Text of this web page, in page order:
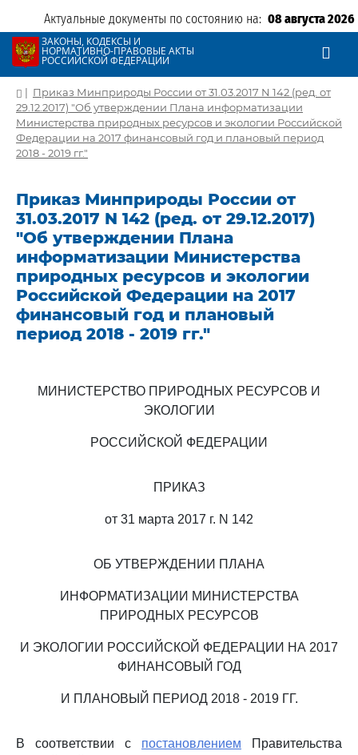
Актуальные документы по состоянию на: 08 августа 2026
ЗАКОНЫ, КОДЕКСЫ И
НОРМАТИВНО-ПРАВОВЫЕ АКТЫ
РОССИЙСКОЙ ФЕДЕРАЦИИ
| Приказ Минприроды России от 31.03.2017 N 142 (ред. от
29.12.2017) "Об утверждении Плана информатизации
Министерства природных ресурсов и экологии Российской
Федерации на 2017 финансовый год и плановый период
2018 - 2019 гг."
Приказ Минприроды России от
31.03.2017 N 142 (ред. от 29.12.2017)
"Об утверждении Плана
информатизации Министерства
природных ресурсов и экологии
Российской Федерации на 2017
финансовый год и плановый
период 2018 - 2019 гг."
МИНИСТЕРСТВО ПРИРОДНЫХ РЕСУРСОВ И
ЭКОЛОГИИ
РОССИЙСКОЙ ФЕДЕРАЦИИ
ПРИКАЗ
от 31 марта 2017 г. N 142
ОБ УТВЕРЖДЕНИИ ПЛАНА
ИНФОРМАТИЗАЦИИ МИНИСТЕРСТВА
ПРИРОДНЫХ РЕСУРСОВ
И ЭКОЛОГИИ РОССИЙСКОЙ ФЕДЕРАЦИИ НА 2017
ФИНАНСОВЫЙ ГОД
И ПЛАНОВЫЙ ПЕРИОД 2018 - 2019 ГГ.
В соответствии с постановлением Правительства